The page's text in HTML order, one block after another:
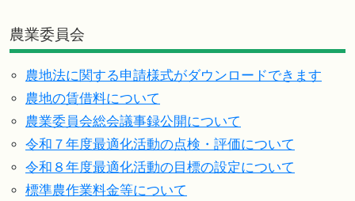
農業委員会
農地法に関する申請様式がダウンロードできます
農地の賃借料について
農業委員会総会議事録公開について
令和７年度最適化活動の点検・評価について
令和８年度最適化活動の目標の設定について
標準農作業料金等について